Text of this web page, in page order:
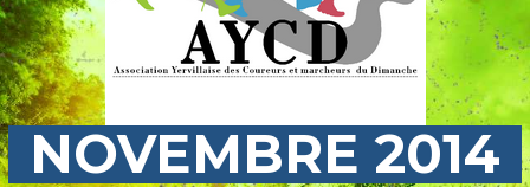
NOVEMBRE 2014